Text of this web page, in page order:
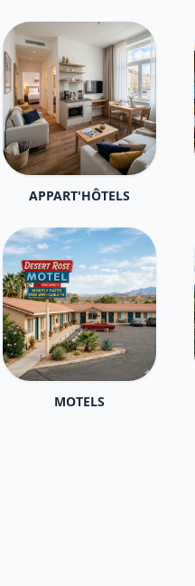
APPART'HÔTELS
MOTELS